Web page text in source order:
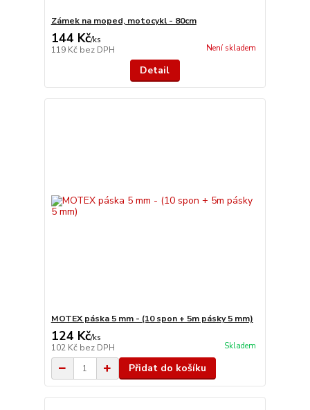
Zámek na moped, motocykl - 80cm
144 Kč/ks
119 Kč bez DPH Není skladem
Detail
MOTEX páska 5 mm - (10 spon + 5m pásky 5 mm)
124 Kč/ks
102 Kč bez DPH Skladem
Přidat do košíku